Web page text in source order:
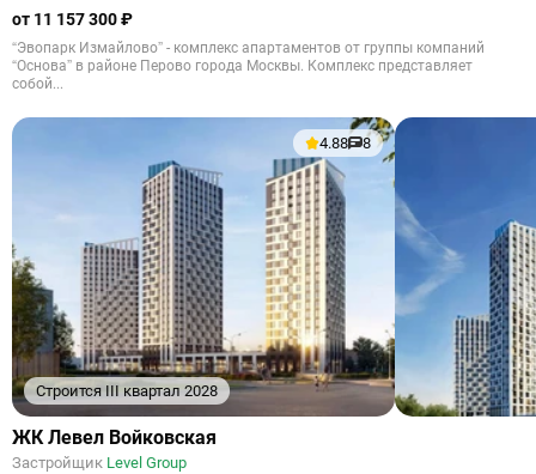
от 11 157 300 ₽
“Эвопарк Измайлово” - комплекс апартаментов от группы компаний
“Основа” в районе Перово города Москвы. Комплекс представляет
собой...
Строится III квартал 2028
4.88 8
ЖК Левел Войковская
Застройщик Level Group